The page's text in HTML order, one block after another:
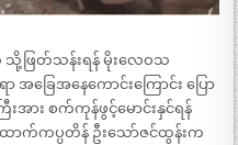
သို့ဖြတ်သန်းရန် မိုးလေဝသ
ခြေအနေကောင်းကြောင်း ပြော
ား စက်ကုန်ဖွင့်မောင်းနှင်ရန်
က်ကပ္ပတိန် ဦးသော်ဇင်ထွန်းက